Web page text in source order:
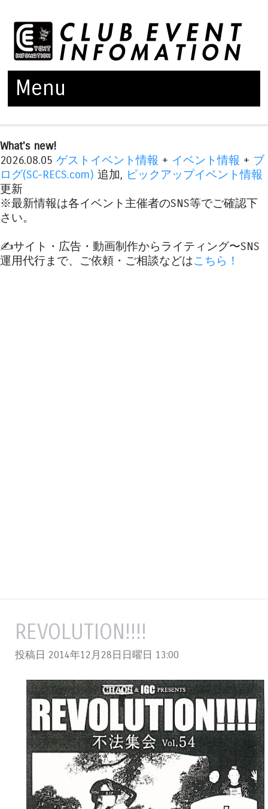
Menu
What's new!
2026.08.05 ゲストイベント情報 + イベント情報 + ブ
ログ(SC-RECS.com) 追加, ピックアップイベント情報
更新
※最新情報は各イベント主催者のSNS等でご確認下
さい。
✍️サイト・広告・動画制作からライティング〜SNS
運用代行まで、ご依頼・ご相談などはこちら！
REVOLUTION!!!!
投稿日 2014年12月28日日曜日 13:00